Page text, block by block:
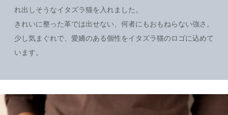
れ出しそうなイタズラ猫を入れました。
きれいに整った革では出せない、何者にもおもねらない強さ。
少し気まぐれで、愛嬌のある個性をイタズラ猫のロゴに込めて
います。